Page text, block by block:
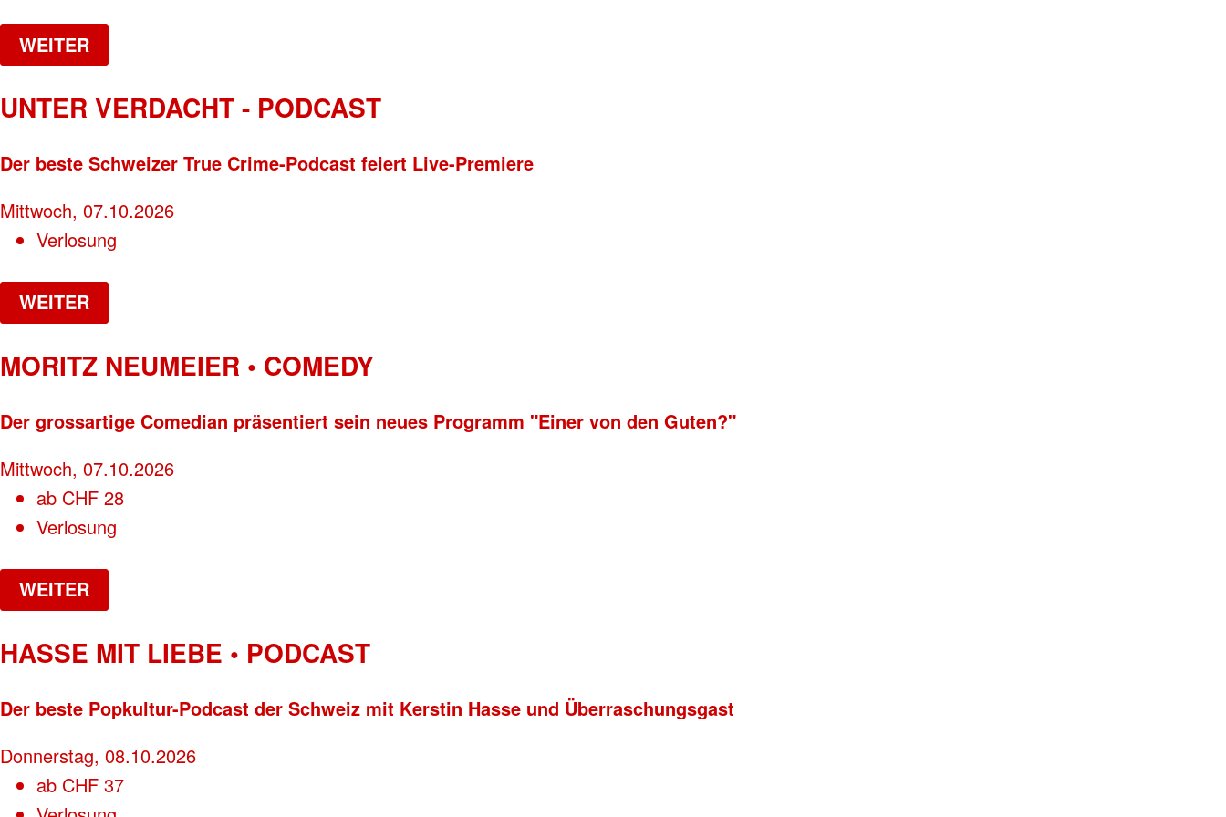
WEITER
UNTER VERDACHT - PODCAST
Der beste Schweizer True Crime-Podcast feiert Live-Premiere
Mittwoch, 07.10.2026
Verlosung
WEITER
MORITZ NEUMEIER • COMEDY
Der grossartige Comedian präsentiert sein neues Programm "Einer von den Guten?"
Mittwoch, 07.10.2026
ab CHF 28
Verlosung
WEITER
HASSE MIT LIEBE • PODCAST
Der beste Popkultur-Podcast der Schweiz mit Kerstin Hasse und Überraschungsgast
Donnerstag, 08.10.2026
ab CHF 37